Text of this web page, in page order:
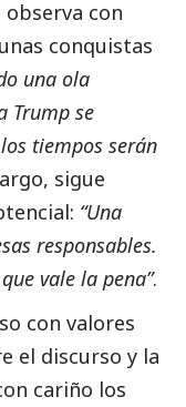
observa con
conquistas
una ola
Trump se
tiempos serán
sigue
“Una
responsables.
vale la pena”.
con valores
el discurso y la
cariño los